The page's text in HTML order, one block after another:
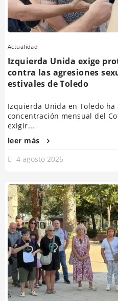
Actualidad
Izquierda Unida exige
contra las agresiones
estivales de Toledo
Izquierda Unida en Toledo
concentración mensual del
exigir...
leer más
4 agosto 2026